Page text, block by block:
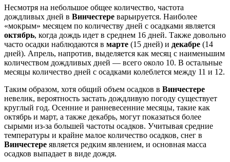
Несмотря на небольшое общее количество, частота
дождливых дней в Винчестере варьируется. Наиболее
«мокрым» месяцем по количеству дней с осадками является
октябрь, когда дождь идет в среднем 16 дней. Также довольно
часто осадки наблюдаются в марте (15 дней) и декабре (14
дней). Апрель, напротив, выделяется как месяц с наименьшим
количеством дождливых дней — всего около 10. В остальные
месяцы количество дней с осадками колеблется между 11 и 12.
Таким образом, хотя общий объем осадков в Винчестере
невелик, вероятность застать дождливую погоду существует
круглый год. Осенние и ранневесенние месяцы, такие как
октябрь и март, а также декабрь, могут показаться более
сырыми из-за большей частоты осадков. Учитывая средние
температуры и крайне малое количество осадков, снег в
Винчестере является редким явлением, и основная масса
осадков выпадает в виде дождя.